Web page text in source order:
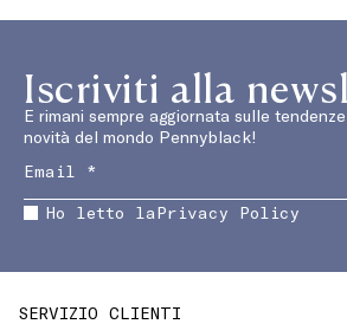
Iscriviti alla
E rimani sempre aggiornata sulle
novità del mondo Pennyblack!
Ho letto laPrivacy Policy
SERVIZIO CLIENTI